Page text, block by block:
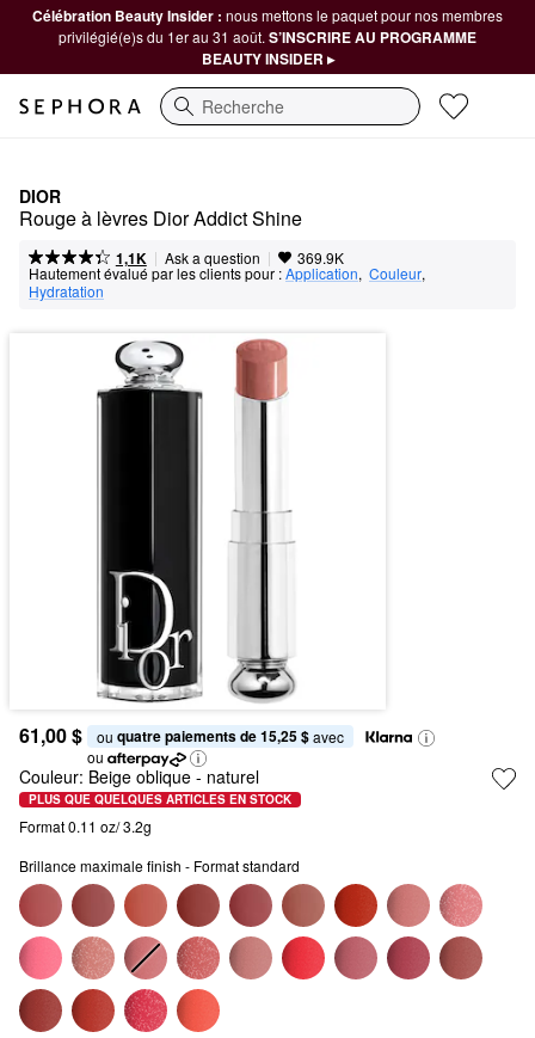
Célébration Beauty Insider : nous mettons le paquet pour nos membres
privilégié(e)s du 1er au 31 août. S’INSCRIRE AU PROGRAMME
BEAUTY INSIDER ▸
Recherche
DIOR
Rouge à lèvres Dior Addict Shine
1,1K | Ask a question | 369.9K
Hautement évalué par les clients pour :Application, Couleur,
Hydratation
61,00 $ ou quatre paiements de 15,25 $ avec
ou
Couleur: Beige oblique - naturel
PLUS QUE QUELQUES ARTICLES EN STOCK
Format 0.11 oz/ 3.2g
Brillance maximale finish - Format standard